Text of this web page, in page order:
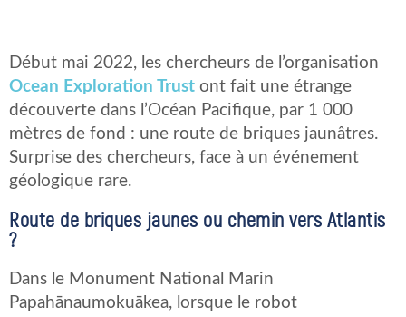
Début mai 2022, les chercheurs de l’organisation
Ocean Exploration Trust ont fait une étrange
découverte dans l’Océan Pacifique, par 1 000
mètres de fond : une route de briques jaunâtres.
Surprise des chercheurs, face à un événement
géologique rare.
Route de briques jaunes ou chemin vers Atlantis
?
Dans le Monument National Marin
Papahānaumokuākea, lorsque le robot